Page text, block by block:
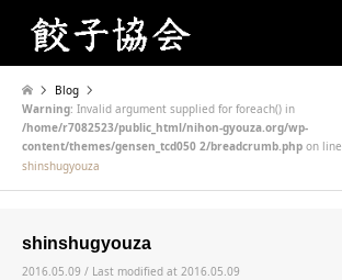
Blog
Warning: Invalid argument supplied for foreach() in
/home/r7082523/public_html/nihon-gyouza.org/wp-
content/themes/gensen_tcd050 2/breadcrumb.php on line
shinshugyouza
shinshugyouza
2016.05.09 / Last modified at 2016.05.09